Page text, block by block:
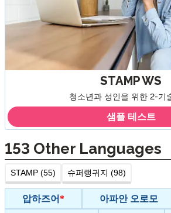
STAMP WS
청소년과 성인을 위한 2-기
샘플 테스트
153 Other Languages
STAMP (55) 슈퍼랭귀지 (98)
압하즈어 아파안 오로모